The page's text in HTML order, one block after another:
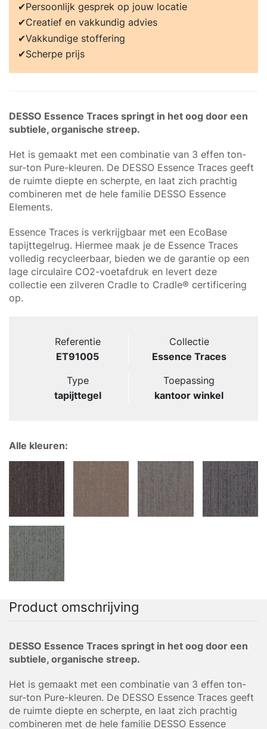
Persoonlijk gesprek op jouw locatie
Creatief en vakkundig advies
Vakkundige stoffering
Scherpe prijs
DESSO Essence Traces springt in het oog door een
subtiele, organische streep.
Het is gemaakt met een combinatie van 3 effen ton-
sur-ton Pure-kleuren. De DESSO Essence Traces geeft
de ruimte diepte en scherpte, en laat zich prachtig
combineren met de hele familie DESSO Essence
Elements.
Essence Traces is verkrijgbaar met een EcoBase
tapijttegelrug. Hiermee maak je de Essence Traces
volledig recycleerbaar, bieden we de garantie op een
lage circulaire CO2-voetafdruk en levert deze
collectie een zilveren Cradle to Cradle® certificering
op.
Referentie
ET91005
Collectie
Essence Traces
Type
tapijttegel
Toepassing
kantoor winkel
Alle kleuren:
Product omschrijving
DESSO Essence Traces springt in het oog door een
subtiele, organische streep.
Het is gemaakt met een combinatie van 3 effen ton-
sur-ton Pure-kleuren. De DESSO Essence Traces geeft
de ruimte diepte en scherpte, en laat zich prachtig
combineren met de hele familie DESSO Essence